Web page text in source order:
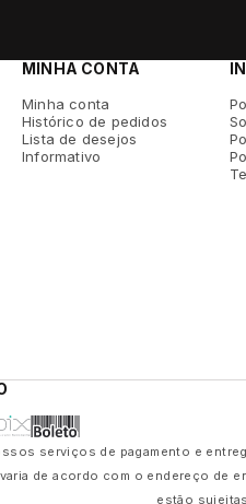
MINHA CONTA
Minha conta
Histórico de pedidos
Lista de desejos
Informativo
serviços de pagamento e
de acordo com o endereço
estão